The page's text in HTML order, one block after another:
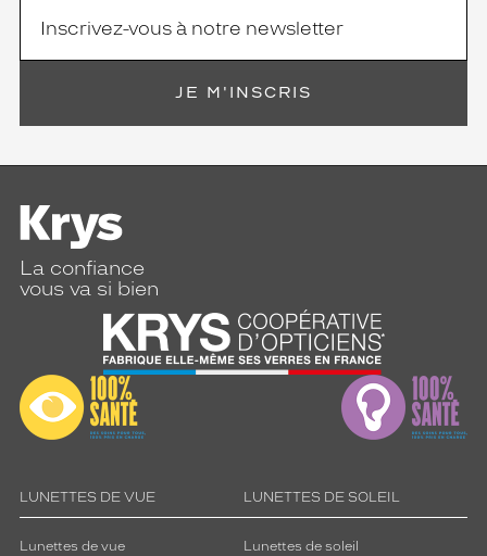
JE M'INSCRIS
La confiance
vous va si bien
LUNETTES DE VUE
Lunettes de vue
LUNETTES DE SOLEIL
Lunettes de soleil